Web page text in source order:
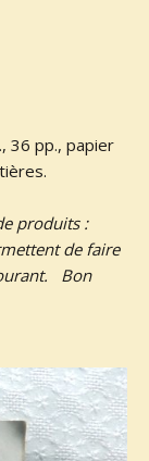
36 pp., papier
produits :
de faire
Bon